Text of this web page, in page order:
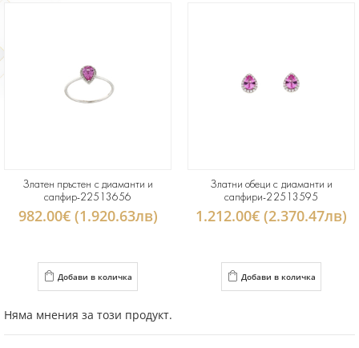
Златен пръстен с диаманти и
сапфир-22513656
982.00€ (1.920.63лв)
Добави в количка
Златни обеци с диаманти и
сапфири-22513595
1.212.00€ (2.370.47лв)
Добави в количка
Няма мнения за този продукт.